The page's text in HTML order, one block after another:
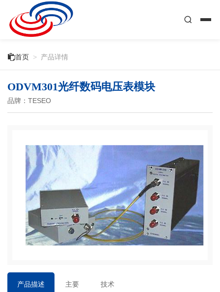
首页 > 产品详情
ODVM301光纤数码电压表模块
品牌：TESEO
产品描述
主要
技术